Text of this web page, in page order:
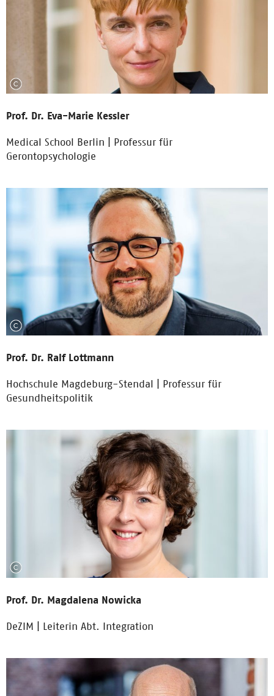
Prof. Dr. Eva-Marie Kessler
Medical School Berlin | Professur für
Gerontopsychologie
Prof. Dr. Ralf Lottmann
Hochschule Magdeburg-Stendal | Professur für
Gesundheitspolitik
Prof. Dr. Magdalena Nowicka
DeZIM | Leiterin Abt. Integration